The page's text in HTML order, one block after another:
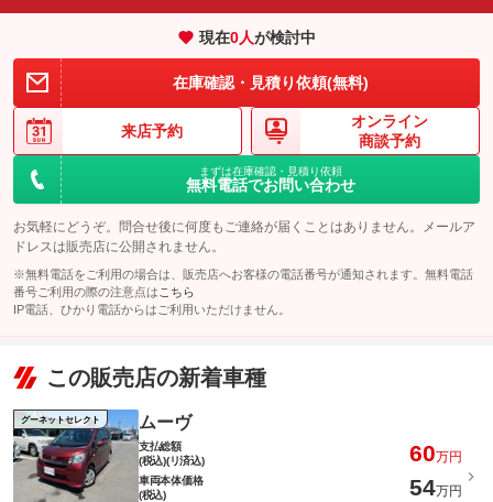
現在0人が検討中
在庫確認・見積り依頼(無料)
来店予約
オンライン
商談予約
まずは在庫確認・見積り依頼
無料電話でお問い合わせ
お気軽にどうぞ。問合せ後に何度もご連絡が届くことはありません。メールア
ドレスは販売店に公開されません。
※無料電話をご利用の場合は、販売店へお客様の電話番号が通知されます。無料電話
番号ご利用の際の注意点は こちら
IP電話、ひかり電話からはご利用いただけません。
この販売店の新着車種
グーネットセレクト ムーヴ
支払総額
(税込)(リ済込)
60万円
車両本体価格
(税込)
54万円